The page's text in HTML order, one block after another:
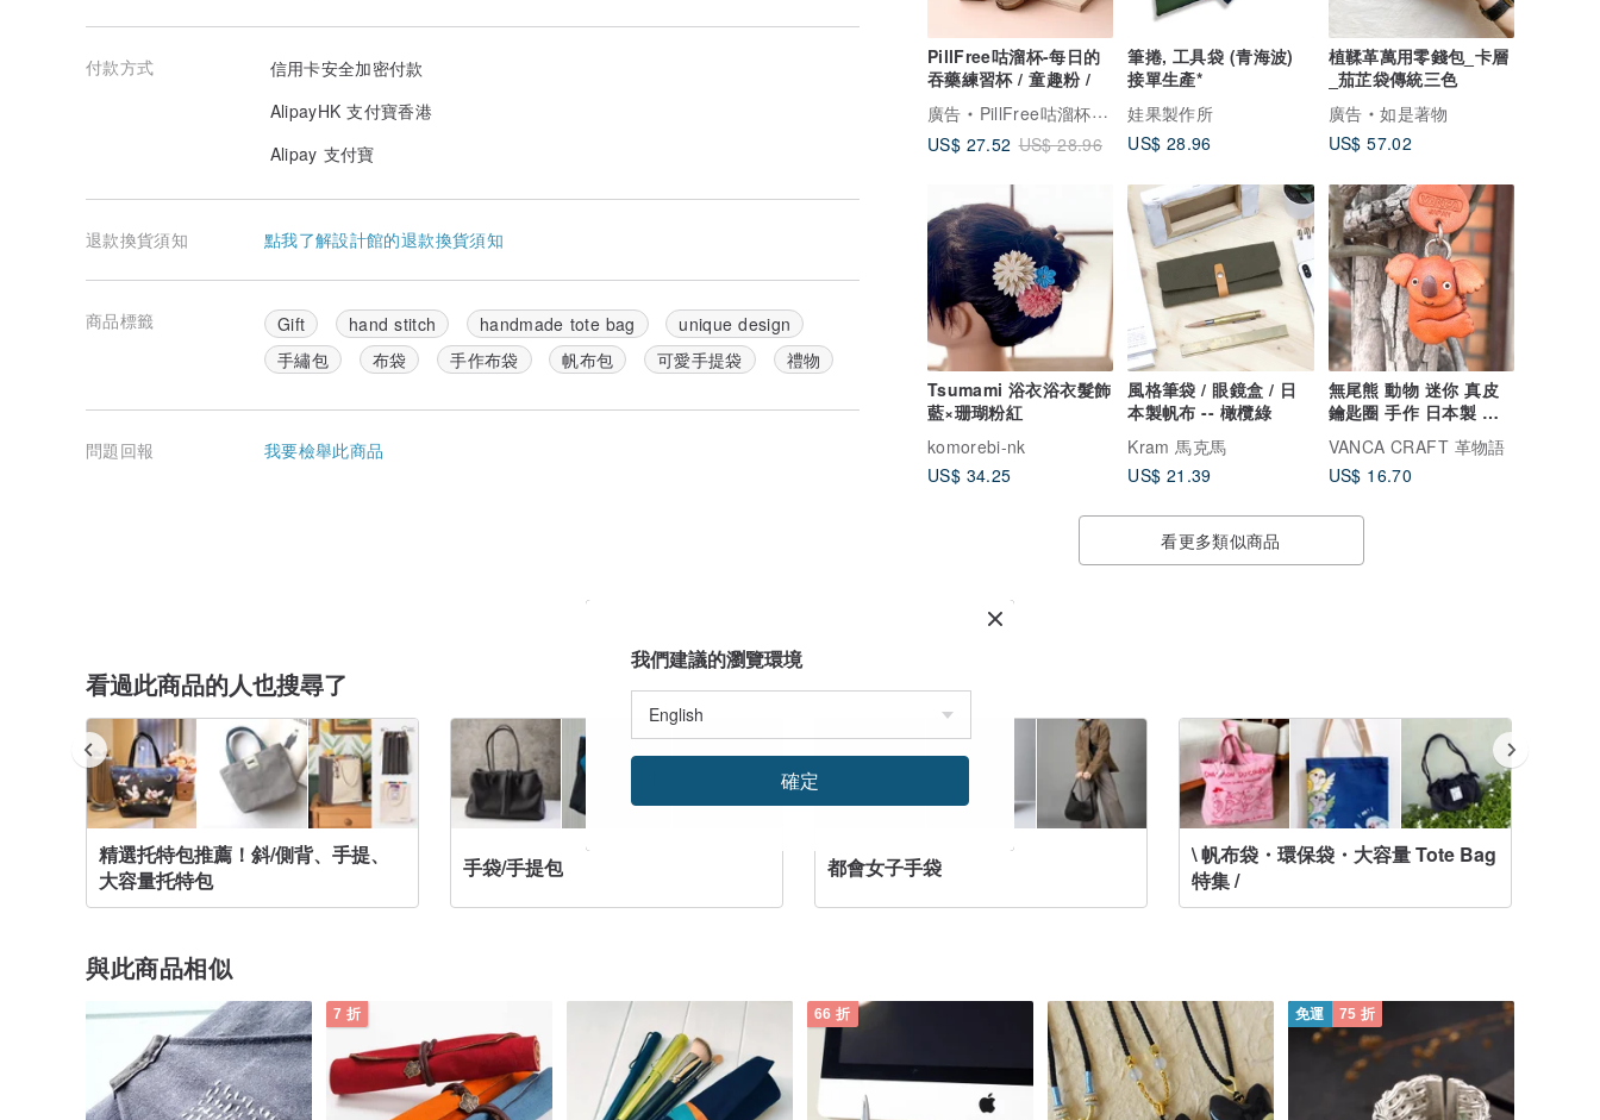
PillFree咕溜杯-每日的
吞藥練習杯 / 童趣粉 /
廣告
PillFree咕溜杯-每日的吞藥練習杯
US$ 27.52 US$ 28.96
筆捲, 工具袋 (青海波)
接單生產*
娃果製作所
US$ 28.96
植鞣革萬用零錢包_卡層
_茄芷袋傳統三色
廣告
如是著物
US$ 57.02
Tsumami 浴衣浴衣髮飾
藍×珊瑚粉紅
komorebi-nk
US$ 34.25
風格筆袋 / 眼鏡盒 / 日
本製帆布 -- 橄欖綠
Kram 馬克馬
US$ 21.39
無尾熊 動物 迷你 真皮
鑰匙圈 手作 日本製 立
VANCA CRAFT 革物語
US$ 16.70
看更多類似商品
付款方式
信用卡安全加密付款
AlipayHK 支付寶香港
Alipay 支付寶
退款換貨須知 點我了解設計館的退款換貨須知
商品標籤 Gift hand stitch handmade tote bag
unique design
手繡包
布袋 手作布袋 帆布包 可愛手提袋 禮物
問題回報 我要檢舉此商品
看過此商品的人也搜尋了
精選托特包推薦！斜/側背、手提、
大容量托特包
手袋/手提包 都會女子手袋
\ 帆布袋・環保袋・大容量 Tote Bag
特集 /
與此商品相似
7 折 66 折 免運 75 折
我們建議的瀏覽環境
確定